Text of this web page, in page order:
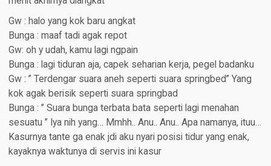
Gw : halo yang kok baru angkat
Bunga : maaf tadi agak repot
Gw: oh y udah, kamu lagi ngpain
Bunga : lagi tiduran aja, capek seharian kerja, pegel badanku
Gw : ” Terdengar suara aneh seperti suara springbed” Yang
kok agak berisik seperti suara springbad
Bunga : ” Suara bunga terbata bata seperti lagi menahan
sesuatu ” Iya nih yang… Mmhh.. Anu.. Anu.. Apa namanya, ituu…
Kasurnya tante ga enak jdi aku nyari posisi tidur yang enak,
kayaknya waktunya di servis ini kasur